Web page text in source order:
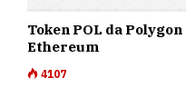
Token POL da
Ethereum
4107